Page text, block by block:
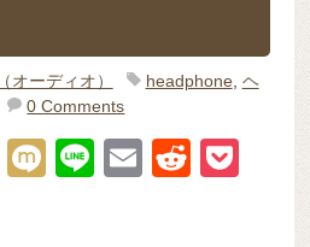
オーディオ） headphone, ヘ
0 Comments
T
M
Li
E
R